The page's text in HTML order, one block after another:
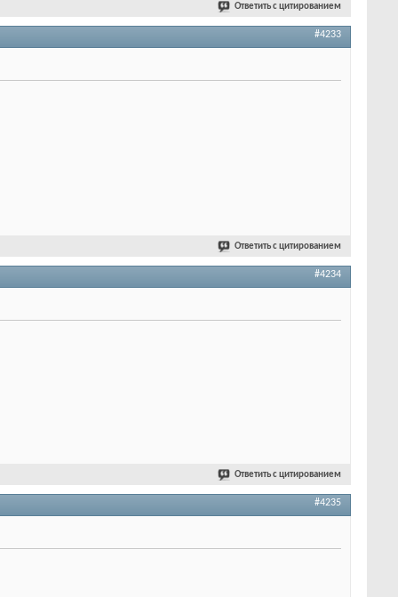
Ответить с цитированием
#4233
Ответить с цитированием
#4234
Ответить с цитированием
#4235